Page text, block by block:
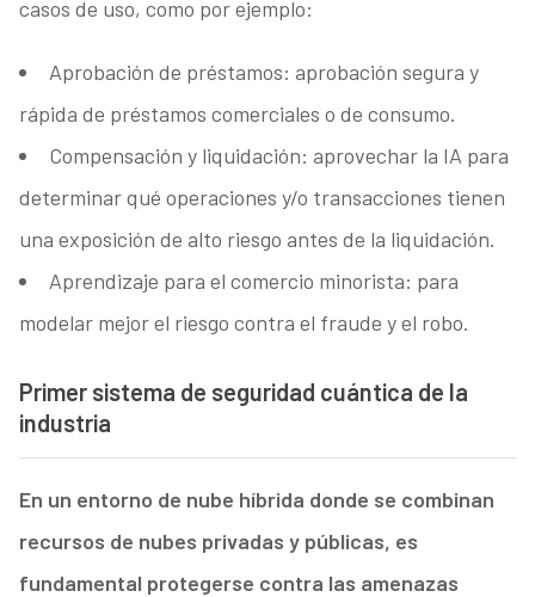
casos de uso, como por ejemplo:
Aprobación de préstamos: aprobación segura y
rápida de préstamos comerciales o de consumo.
Compensación y liquidación: aprovechar la IA para
determinar qué operaciones y/o transacciones tienen
una exposición de alto riesgo antes de la liquidación.
Aprendizaje para el comercio minorista: para
modelar mejor el riesgo contra el fraude y el robo.
Primer sistema de seguridad cuántica de la
industria
En un entorno de nube híbrida donde se combinan
recursos de nubes privadas y públicas, es
fundamental protegerse contra las amenazas